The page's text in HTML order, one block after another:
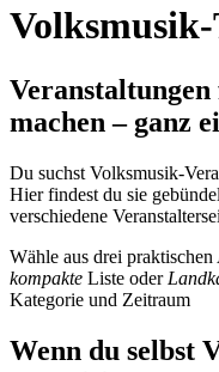
machen – ganz
Du suchst Volksmusik-
Hier findest du sie
verschiedene
Wähle aus drei praktischen
kompakte Liste oder
Kategorie und Zeitraum
Wenn du selbst